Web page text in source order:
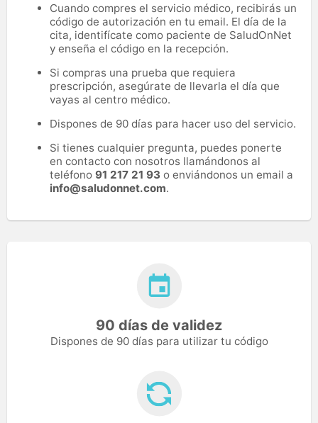
Cuando compres el servicio médico, recibirás un
código de autorización en tu email. El día de la
cita, identifícate como paciente de SaludOnNet
y enseña el código en la recepción.
Si compras una prueba que requiera
prescripción, asegúrate de llevarla el día que
vayas al centro médico.
Dispones de 90 días para hacer uso del servicio.
Si tienes cualquier pregunta, puedes ponerte
en contacto con nosotros llamándonos al
teléfono 91 217 21 93 o enviándonos un email a
info@saludonnet.com.
90 días de validez
Dispones de 90 días para utilizar tu código